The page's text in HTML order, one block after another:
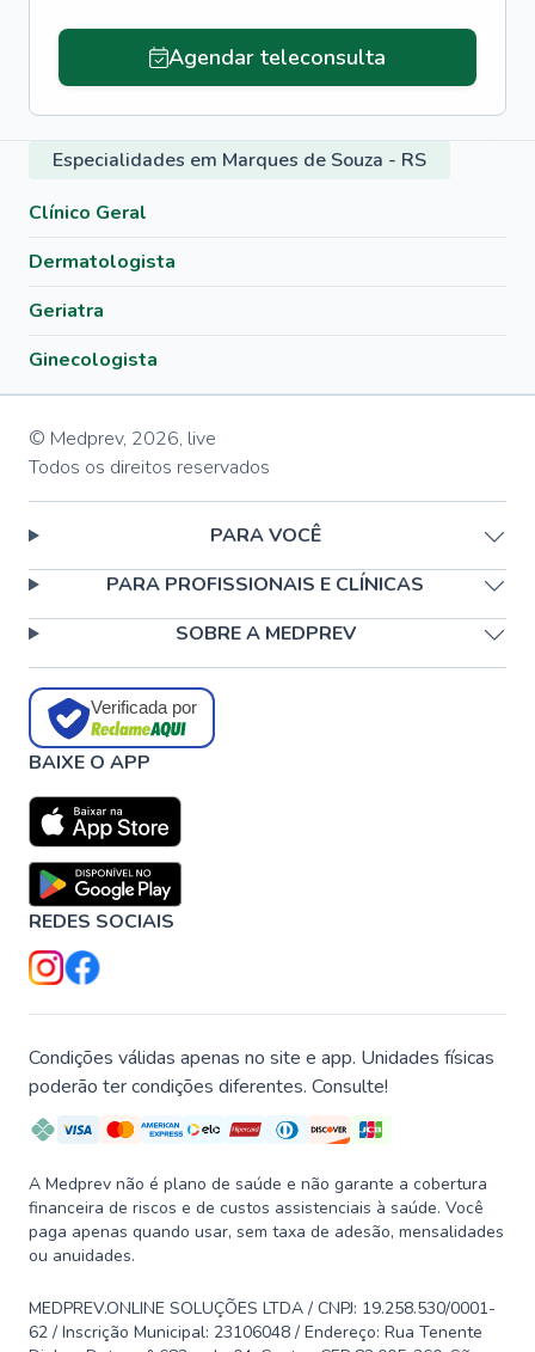
Agendar teleconsulta
Especialidades em Marques de Souza - RS
Clínico Geral
Dermatologista
Geriatra
Ginecologista
© Medprev, 2026, live
Todos os direitos reservados
PARA VOCÊ
PARA PROFISSIONAIS E CLÍNICAS
SOBRE A MEDPREV
Verificada por
BAIXE O APP
REDES SOCIAIS
Condições válidas apenas no site e app. Unidades físicas
poderão ter condições diferentes. Consulte!
A Medprev não é plano de saúde e não garante a cobertura
financeira de riscos e de custos assistenciais à saúde. Você
paga apenas quando usar, sem taxa de adesão, mensalidades
ou anuidades.
MEDPREV.ONLINE SOLUÇÕES LTDA / CNPJ: 19.258.530/0001-
62 / Inscrição Municipal: 23106048 / Endereço: Rua Tenente